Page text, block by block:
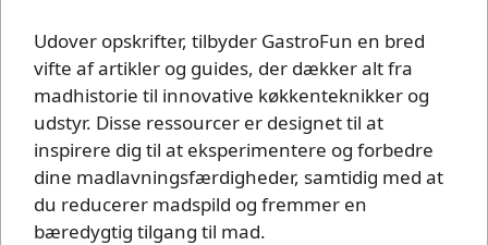
Udover opskrifter, tilbyder GastroFun en bred
vifte af artikler og guides, der dækker alt fra
madhistorie til innovative køkkenteknikker og
udstyr. Disse ressourcer er designet til at
inspirere dig til at eksperimentere og forbedre
dine madlavningsfærdigheder, samtidig med at
du reducerer madspild og fremmer en
bæredygtig tilgang til mad.